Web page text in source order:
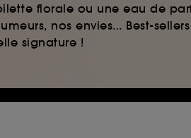
florale ou une eau de
nos envies... Best-
signature !